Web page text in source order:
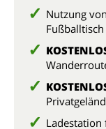
Nutzung